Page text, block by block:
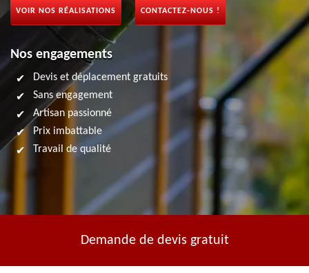
VOIR NOS RÉALISATIONS CONTACTEZ-NOUS !
Nos engagements
Devis et déplacement gratuits
Sans engagement
Artisan passionné
Prix imbattable
Travail de qualité
Demande de devis gratuit